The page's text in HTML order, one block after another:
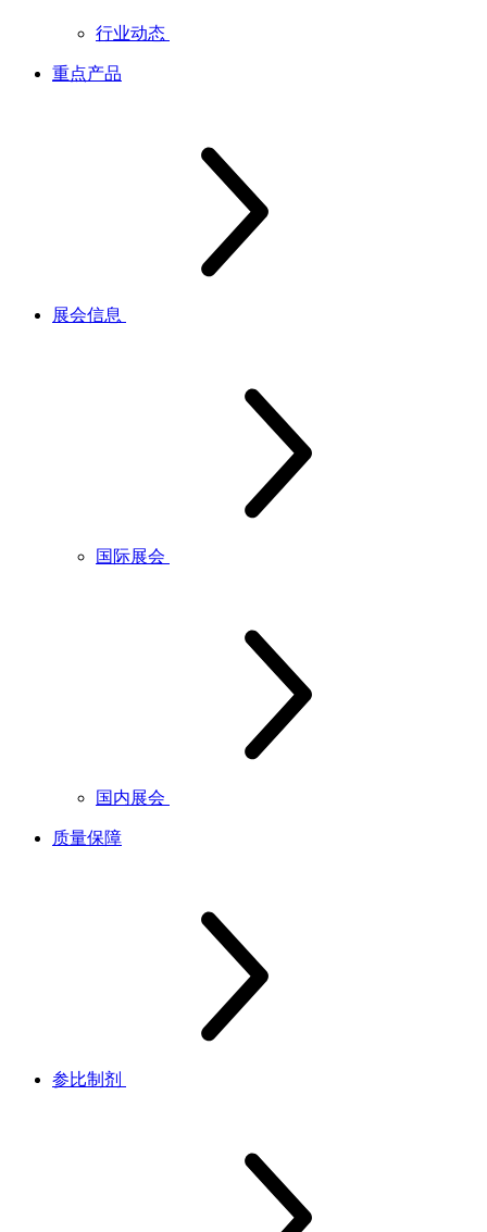
行业动态
重点产品
展会信息
国际展会
国内展会
质量保障
参比制剂